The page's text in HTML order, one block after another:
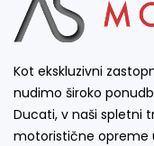
Kot ekskluzivni
nudimo široko
Ducati, v naši spletni
motoristične opreme